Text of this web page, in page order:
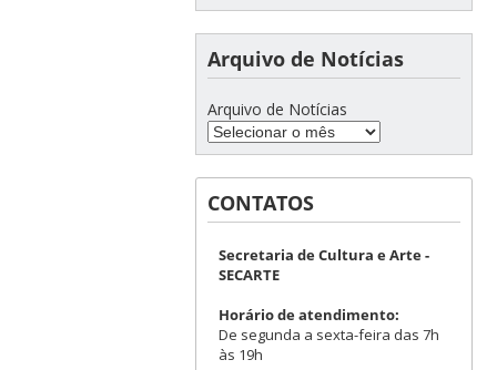
Arquivo de Notícias
Arquivo de Notícias
CONTATOS
Secretaria de Cultura e Arte -
SECARTE
Horário de atendimento:
De segunda a sexta-feira das 7h
às 19h